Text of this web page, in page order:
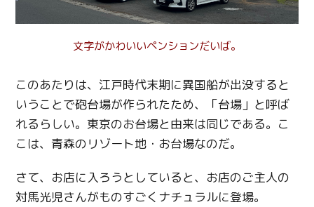
文字がかわいいペンションだいば。
このあたりは、江戸時代末期に異国船が出没すると
いうことで砲台場が作られたため、「台場」と呼ば
れるらしい。東京のお台場と由来は同じである。こ
こは、青森のリゾート地・お台場なのだ。
さて、お店に入ろうとしていると、お店のご主人の
対馬光児さんがものすごくナチュラルに登場。